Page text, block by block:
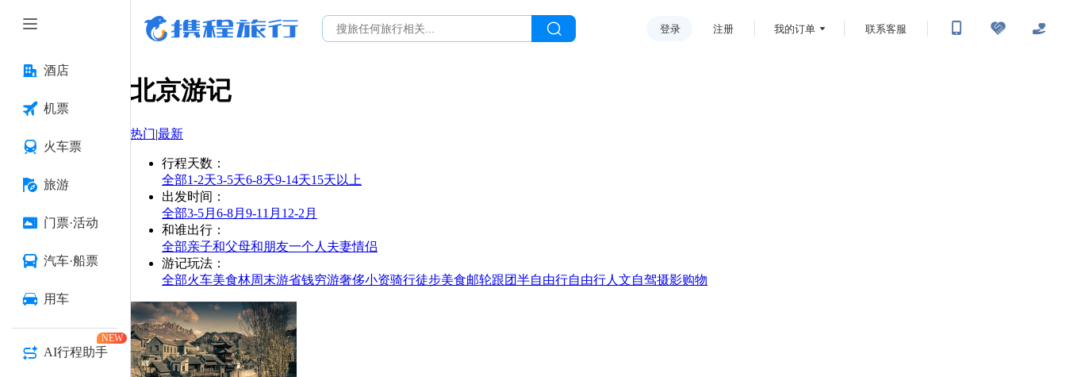
酒店
机票
火车票
旅游
门票·活动
汽车·船票
用车
AI行程助手
NEW
登录 注册 我的订单 联系客服
北京游记
热门|最新
行程天数 ：
全部1-2天3-5天6-8天9-14天15天以上
出发时间 ：
全部3-5月 6-8月 9-11月 12-2月
和谁出行 ：
全部亲子和父母和朋友一个人 夫妻情侣
游记玩法 ：
全部火车美食林周末游省钱穷游奢侈小资骑行徒步美食邮轮跟团半自由行自由行人文自驾摄影购物